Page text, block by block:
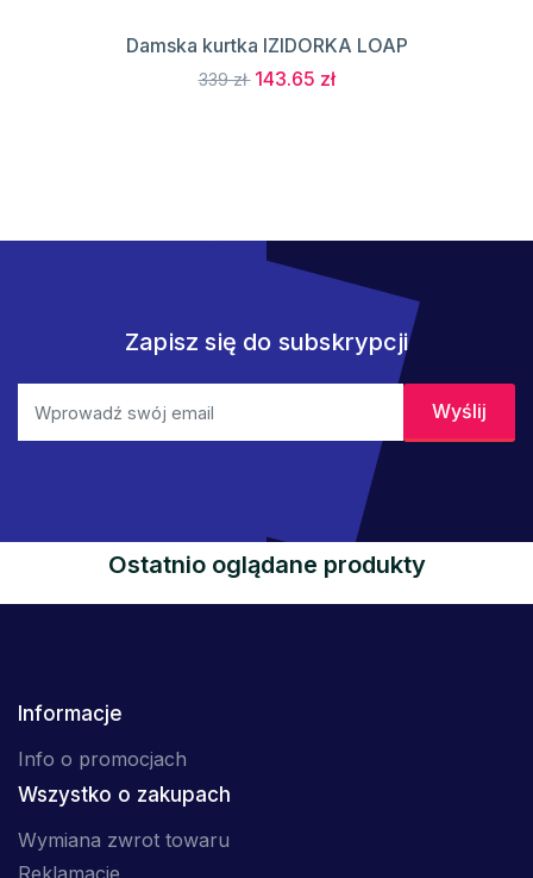
Damska kurtka IZIDORKA LOAP
339 zł 143.65 zł
Zapisz się do subskrypcji
Ostatnio oglądane produkty
Informacje
Info o promocjach
Wszystko o zakupach
Wymiana zwrot towaru
Reklamacje